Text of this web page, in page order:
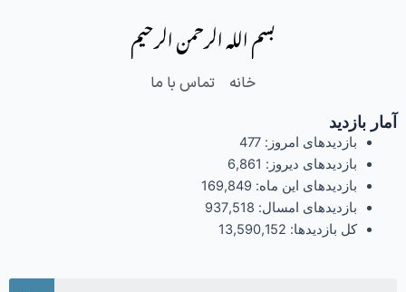
بسم الله الرحمن الرحیم
خانه تماس با ما
آمار بازدید
بازدیدهای امروز: 477
بازدیدهای دیروز: 6,861
بازدیدهای این ماه: 169,849
بازدیدهای امسال: 937,518
کل بازدیدها: 13,590,152